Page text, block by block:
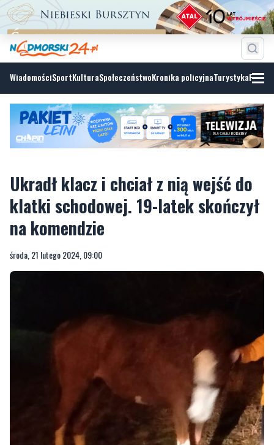
WiadomościSportKulturaSpołeczeństwoKronika policyjnaTurystyka
Ukradł klacz i chciał z nią wejść do
na komendzie
środa, 21 lutego 2024, 09:00